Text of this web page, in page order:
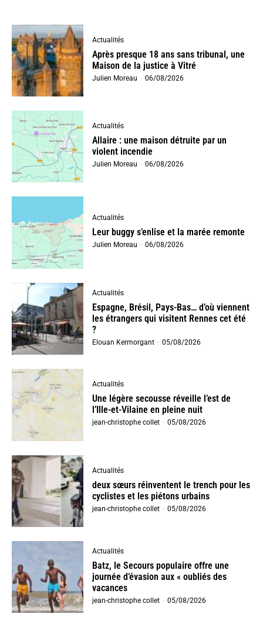
Actualités
Après presque 18 ans sans tribunal, une
Maison de la justice à Vitré
Julien Moreau - 06/08/2026
Actualités
Allaire : une maison détruite par un
violent incendie
Julien Moreau - 06/08/2026
Actualités
Leur buggy s’enlise et la marée remonte
Julien Moreau - 06/08/2026
Actualités
Espagne, Brésil, Pays-Bas… d’où viennent
les étrangers qui visitent Rennes cet été
?
Elouan Kermorgant - 05/08/2026
Actualités
Une légère secousse réveille l’est de
l’Ille-et-Vilaine en pleine nuit
jean-christophe collet - 05/08/2026
Actualités
deux sœurs réinventent le trench pour les
cyclistes et les piétons urbains
jean-christophe collet - 05/08/2026
Actualités
Batz, le Secours populaire offre une
journée d’évasion aux « oubliés des
vacances
jean-christophe collet - 05/08/2026